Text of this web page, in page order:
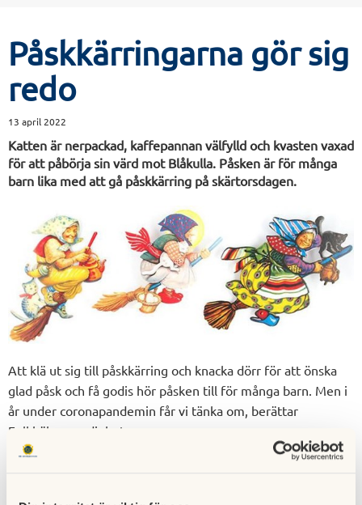
Påskkärringarna gör sig
redo
13 april 2022
Katten är nerpackad, kaffepannan välfylld och kvasten vaxad
för att påbörja sin värd mot Blåkulla. Påsken är för många
barn lika med att gå påskkärring på skärtorsdagen.
Att klä ut sig till påskkärring och knacka dörr för att önska
glad påsk och få godis hör påsken till för många barn. Men i
år under coronapandemin får vi tänka om, berättar
Folkhälsomyndigheten.